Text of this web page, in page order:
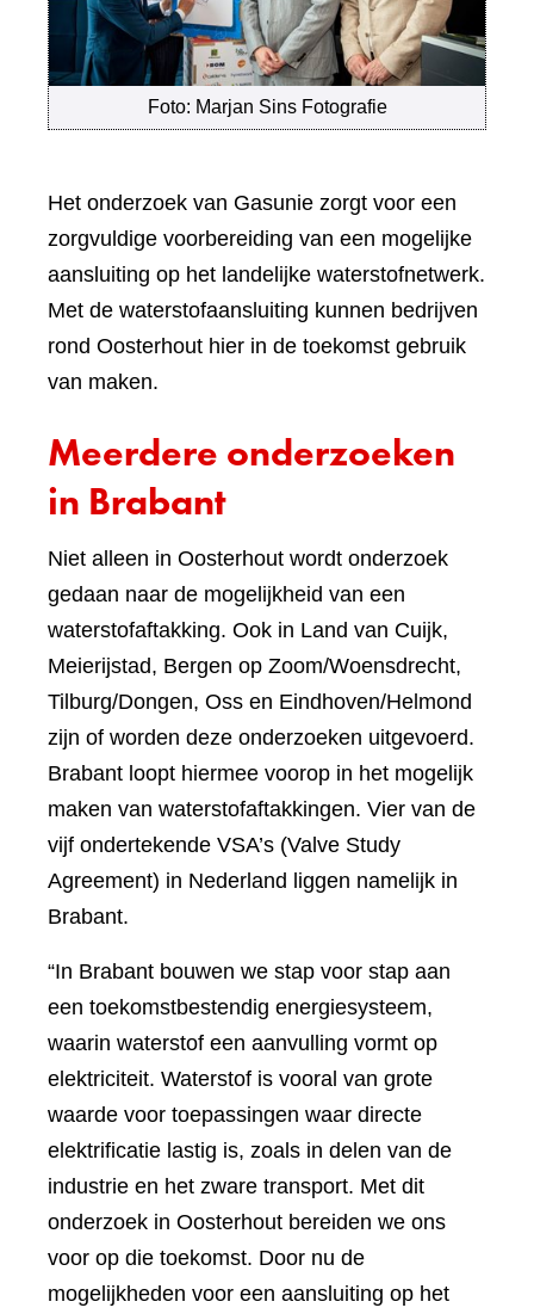
Foto: Marjan Sins Fotografie
Het onderzoek van Gasunie zorgt voor een
zorgvuldige voorbereiding van een mogelijke
aansluiting op het landelijke waterstofnetwerk.
Met de waterstofaansluiting kunnen bedrijven
rond Oosterhout hier in de toekomst gebruik
van maken.
Meerdere onderzoeken
in Brabant
Niet alleen in Oosterhout wordt onderzoek
gedaan naar de mogelijkheid van een
waterstofaftakking. Ook in Land van Cuijk,
Meierijstad, Bergen op Zoom/Woensdrecht,
Tilburg/Dongen, Oss en Eindhoven/Helmond
zijn of worden deze onderzoeken uitgevoerd.
Brabant loopt hiermee voorop in het mogelijk
maken van waterstofaftakkingen. Vier van de
vijf ondertekende VSA’s (Valve Study
Agreement) in Nederland liggen namelijk in
Brabant.
“In Brabant bouwen we stap voor stap aan
een toekomstbestendig energiesysteem,
waarin waterstof een aanvulling vormt op
elektriciteit. Waterstof is vooral van grote
waarde voor toepassingen waar directe
elektrificatie lastig is, zoals in delen van de
industrie en het zware transport. Met dit
onderzoek in Oosterhout bereiden we ons
voor op die toekomst. Door nu de
mogelijkheden voor een aansluiting op het